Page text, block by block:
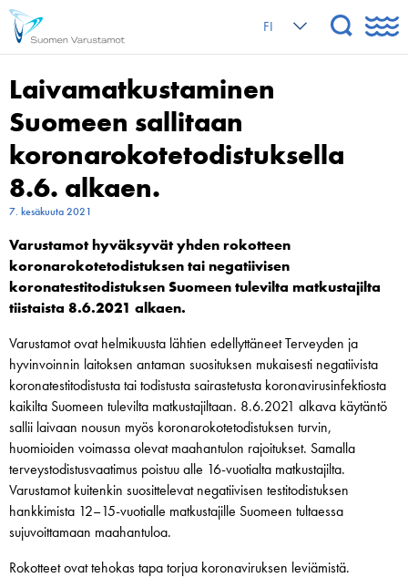
FI
Laivamatkustaminen
Suomeen sallitaan
koronarokotetodistuksella
8.6. alkaen.
7. kesäkuuta 2021
Varustamot hyväksyvät yhden rokotteen
koronarokotetodistuksen tai negatiivisen
koronatestitodistuksen Suomeen tulevilta matkustajilta
tiistaista 8.6.2021 alkaen.
Varustamot ovat helmikuusta lähtien edellyttäneet Terveyden ja
hyvinvoinnin laitoksen antaman suosituksen mukaisesti negatiivista
koronatestitodistusta tai todistusta sairastetusta koronavirusinfektiosta
kaikilta Suomeen tulevilta matkustajiltaan. 8.6.2021 alkava käytäntö
sallii laivaan nousun myös koronarokotetodistuksen turvin,
huomioiden voimassa olevat maahantulon rajoitukset. Samalla
terveystodistusvaatimus poistuu alle 16-vuotialta matkustajilta.
Varustamot kuitenkin suosittelevat negatiivisen testitodistuksen
hankkimista 12–15-vuotialle matkustajille Suomeen tultaessa
sujuvoittamaan maahantuloa.
Rokotteet ovat tehokas tapa torjua koronaviruksen leviämistä.